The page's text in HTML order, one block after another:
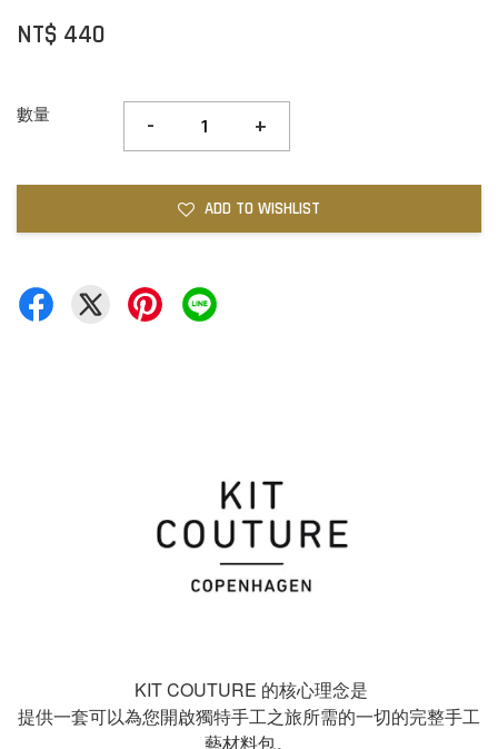
NT$ 440
數量 - +
ADD TO WISHLIST
KIT COUTURE 的核心理念是
提供一套可以為您開啟獨特手工之旅所需的一切的完整手工
藝材料包。